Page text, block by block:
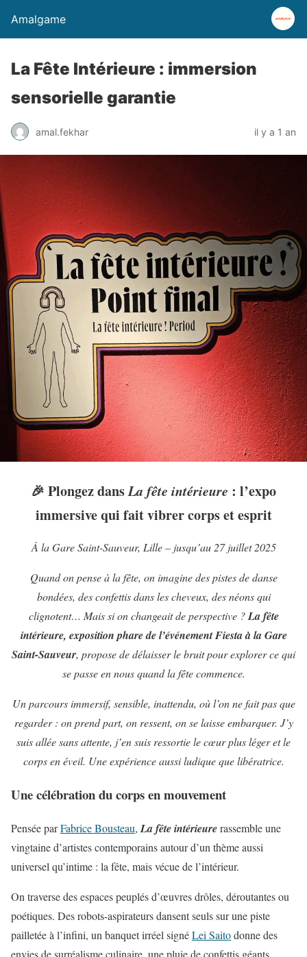
Amalgame
La Fête Intérieure : immersion
sensorielle garantie
amal.fekhar il y a 1 an
🎉 Plongez dansLa fête intérieure : l’expo
immersive qui fait vibrer corps et esprit
À la Gare Saint-Sauveur, Lille – jusqu’au 27 juillet 2025
Quand on pense à la fête, on imagine des pistes de danse
bondées, des confettis dans les cheveux, des néons qui
clignotent… Mais si on changeait de perspective ?La fête
intérieure, exposition phare de l’événement Fiesta à la Gare
Saint-Sauveur, propose de délaisser le bruit pour explorer ce qui
se passe en nous quand la fête commence.
Un parcours immersif, sensible, inattendu, où l’on ne fait pas que
regarder : on prend part, on ressent, on se laisse embarquer. J’y
suis allée sans attente, j’en suis ressortie le cœur plus léger et le
corps en éveil. Une expérience aussi ludique que libératrice.
Une célébration du corps en mouvement
Pensée parFabrice Bousteau, La fête intérieurerassemble une
vingtaine d’artistes contemporains autour d’un thème aussi
universel qu’intime : la fête, mais vécue de l’intérieur.
On traverse des espaces peuplés d’œuvres drôles, déroutantes ou
poétiques. Des robots-aspirateurs dansent seuls sur une piste
pailletée à l’infini, un banquet irréel signéLei Saitodonne des
envies de surréalisme culinaire, une pluie de confettis géants